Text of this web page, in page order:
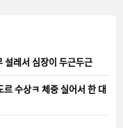
심장이 두근두근
수상ㅋ 체중 실어서 한 대